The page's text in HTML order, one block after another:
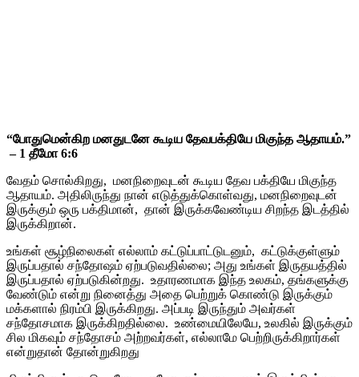
“போதுமென்கிற மனதுடனே கூடிய தேவபக்தியே மிகுந்த ஆதாயம்.”
– 1 தீமோ 6:6
வேதம் சொல்கிறது, மனநிறைவுடன் கூடிய தேவ பக்தியே மிகுந்த
ஆதாயம். அதிலிருந்து நான் எடுத்துக்கொள்வது, மனநிறைவுடன்
இருக்கும் ஒரு பக்திமான், தான் இருக்கவேண்டிய சிறந்த இடத்தில்
இருக்கிறான்.
உங்கள் சூழ்நிலைகள் எல்லாம் கட்டுப்பாட்டுடனும், கட்டுக்குள்ளும்
இருப்பதால் சந்தோஷம் ஏற்படுவதில்லை; அது உங்கள் இருதயத்தில்
இருப்பதால் ஏற்படுகின்றது. உதாரணமாக இந்த உலகம், தங்களுக்கு
வேண்டும் என்று நினைத்து அதை பெற்றுக் கொண்டு இருக்கும்
மக்களால் நிரம்பி இருக்கிறது. அப்படி இருந்தும் அவர்கள்
சந்தோசமாக இருக்கிறதில்லை. உண்மையிலேயே, உலகில் இருக்கும்
சில மிகவும் சந்தோசம் அற்றவர்கள், எல்லாமே பெற்றிருக்கிறார்கள்
என்றுதான் தோன்றுகிறது